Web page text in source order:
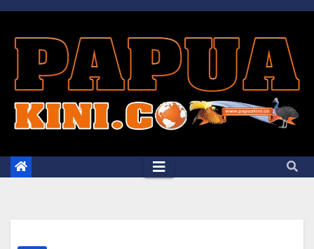
Skip
content